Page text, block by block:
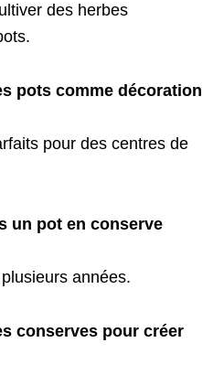
des herbes
pots comme décoration
pour des centres de
un pot en conserve
années.
conserves pour créer